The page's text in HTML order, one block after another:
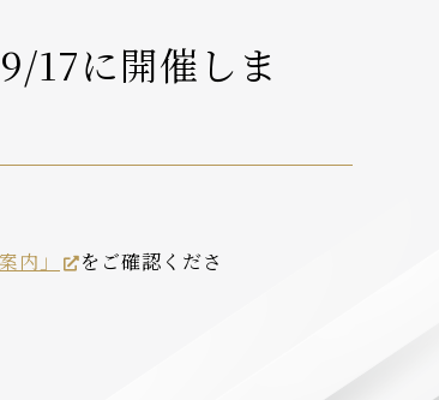
17に開催しま
内」
をご確認くださ